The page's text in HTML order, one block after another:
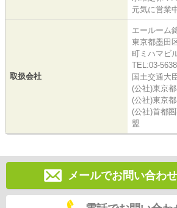
元気に営業
取扱会社
エールーム
東京都墨田
町ミハマビ
TEL:03-
国土交通大
(公社)東京
(公社)東京
(公社)首都
盟
メールでお問い合わ